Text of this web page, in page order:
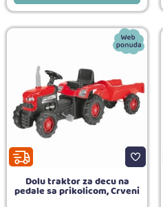
Dolu traktor za decu na
pedale sa prikolicom, Crveni